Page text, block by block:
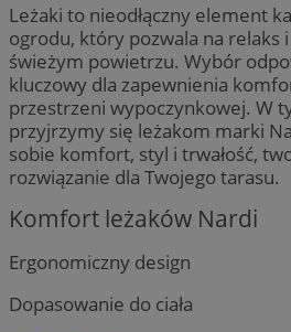
Leżaki to nieodłączny element
ogrodu, który pozwala na relaks
świeżym powietrzu. Wybór
kluczowy dla zapewnienia
przestrzeni wypoczynkowej. W
przyjrzymy się leżakom marki
sobie komfort, styl i trwałość,
rozwiązanie dla Twojego tarasu.
Komfort leżaków Nardi
Ergonomiczny design
Dopasowanie do ciała